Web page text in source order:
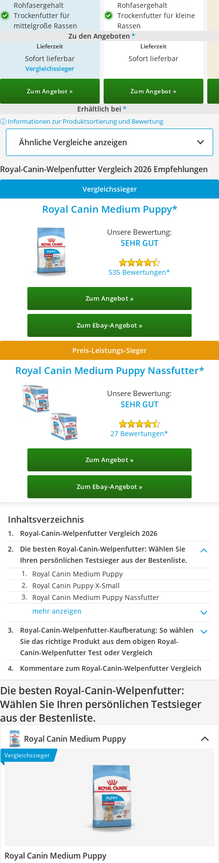
Rohfasergehalt
Trockenfutter für
mittelgroße Rassen
Rohfasergehalt
Trockenfutter für kleine
Rassen
Zu den Angeboten *
Lieferzeit
Sofort lieferbar
Lieferzeit
Sofort lieferbar
Vergleichssieger
Zum Angebot » Zum Angebot »
Erhältlich bei *
ⓘ Informationen zur Produktsortierung und Bewertung
Ähnliche Vergleiche anzeigen
Royal-Canin-Welpenfutter Vergleich 2026 Empfehlungen
Vergleichssieger
Royal Canin Medium Puppy
Unsere Bewertung:
SEHR GUT
535 Bewertungen
Zum Angebot »
Zum Ebay-Angebot »
Preis-Leistungs-Sieger
Royal Canin Medium Puppy Nassfutter
Unsere Bewertung:
SEHR GUT
27 Bewertungen
Zum Angebot »
Zum Ebay-Angebot »
Inhaltsverzeichnis
Royal-Canin-Welpenfutter Vergleich 2026
Die besten Royal-Canin-Welpenfutter: Wählen Sie
Ihren persönlichen Testsieger aus der Bestenliste.
Royal Canin Medium Puppy
Royal Canin Puppy X-Small
Royal Canin Medium Puppy Nassfutter
mehr anzeigen
Royal-Canin-Welpenfutter-Kaufberatung: So wählen
Sie das richtige Produkt aus dem obigen Royal-
Canin-Welpenfutter Test oder Vergleich
Kommentare zum Royal-Canin-Welpenfutter Vergleich
Die besten Royal-Canin-Welpenfutter:
Wählen Sie Ihren persönlichen Testsieger
aus der Bestenliste.
Royal Canin Medium Puppy
Vergleichssieger
Royal Canin Medium Puppy